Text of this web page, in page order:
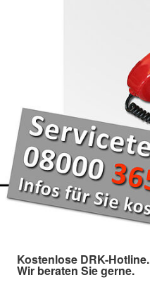
Kostenlose DRK-Hotline.
Wir beraten Sie gerne.